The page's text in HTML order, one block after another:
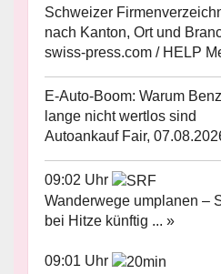
Schweizer
nach Kanton, Ort und
swiss-press.com / HELP
E-Auto-Boom: Warum
lange nicht wertlos sind
Autoankauf Fair,
09:02 Uhr
Wanderwege umplanen –
bei Hitze künftig ... »
09:01 Uhr